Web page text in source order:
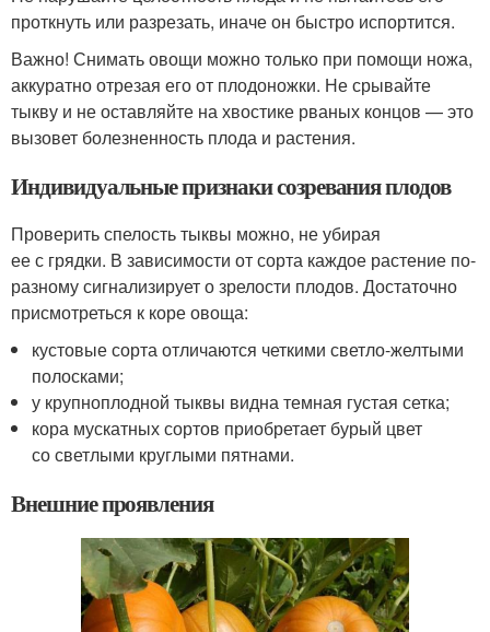
проткнуть или разрезать, иначе он быстро испортится.
Важно! Снимать овощи можно только при помощи ножа,
аккуратно отрезая его от плодоножки. Не срывайте
тыкву и не оставляйте на хвостике рваных концов — это
вызовет болезненность плода и растения.
Индивидуальные признаки созревания плодов
Проверить спелость тыквы можно, не убирая
ее с грядки. В зависимости от сорта каждое растение по-
разному сигнализирует о зрелости плодов. Достаточно
присмотреться к коре овоща:
кустовые сорта отличаются четкими светло-желтыми
полосками;
у крупноплодной тыквы видна темная густая сетка;
кора мускатных сортов приобретает бурый цвет
со светлыми круглыми пятнами.
Внешние проявления